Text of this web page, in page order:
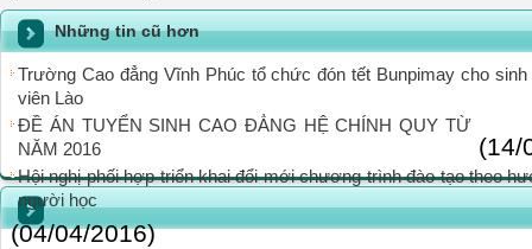
Những tin cũ hơn
Trường Cao đẳng Vĩnh Phúc tổ chức đón tết Bunpimay cho sinh
viên Lào
ĐỀ ÁN TUYỂN SINH CAO ĐẲNG HỆ CHÍNH QUY TỪ
NĂM 2016
(14/
Hội nghị phối hợp triển khai đổi mới chương trình đào tạo theo
người học
(04/04/2016)